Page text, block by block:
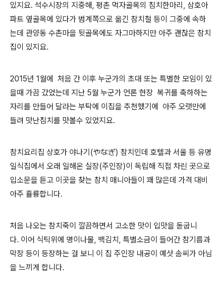
있지요. 석수시장의 지중해, 평촌 먹자골목의 침치한마리, 삼호아
파트 옆골목에 있다가 범계쪽으로 옮긴 참치철 등이 그중에 속하
는데 관양동 수촌마을 뒷골목에도 자그마하지만 아주 괜찮은 참치
집이 있지요.
2015년 1월에 처음 간 이후 누군가의 초대 또는 특별한 모임이 있
을때 가끔 갔었는데 지난 5월 누군가 언론 현장 복귀를 축하하는
자리를 만들어 달라는 부탁에 이집을 추천했기에 아주 오랫만에
들려 맛난침치를 맛볼수 있었지요.
참치요리집 상호가 야나기 (やなぎ) 참치인데 호텔과 서울 등 유명
일식집에서 오래 일해온 실장(주인장)이 독립해 직접 차린 곳으로
입소문을 듣고 이곳을 찾는 참치 매니아들이 꽤 많은데 가격 대비
아주 휼륭합니다.
처음 나오는 참치죽이 깔끔하면서 고소한 맛이 입맛을 돋굽니
다. 이어 식틱위에 명이나물, 백김치, 특별소금이 들어간 참기름과
막장 등이 등장하는 걸 보니 이 집 주인장 내공이 예삿 솜씨가 아님
을 느끼게 합니다.